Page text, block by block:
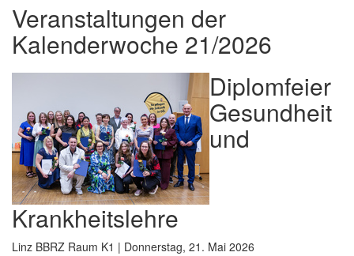
Veranstaltungen der
Kalenderwoche 21/2026
Diplomfeier
Gesundheit
und
Krankheitslehre
Linz BBRZ Raum K1 | Donnerstag, 21. Mai 2026